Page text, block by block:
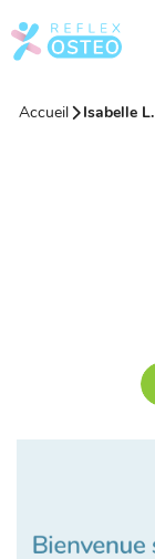
Accueil Isabelle L.